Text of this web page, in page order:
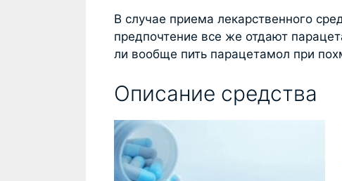
В случае приема лекарственного
предпочтение все же отдают
ли вообще пить парацетамол при
Описание средства